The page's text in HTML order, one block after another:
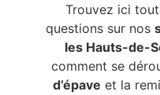
Trouvez ici
questions sur nos
les Hauts-de-
comment se
d’épave et la